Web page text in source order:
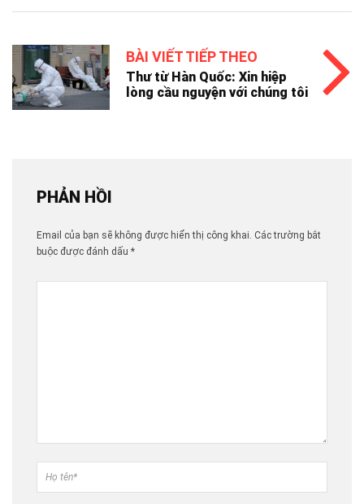
BÀI VIẾT TIẾP THEO
Thư từ Hàn Quốc: Xin hiệp
lòng cầu nguyện với chúng tôi
PHẢN HỒI
Email của bạn sẽ không được hiển thị công khai. Các trường bắt
buộc được đánh dấu *